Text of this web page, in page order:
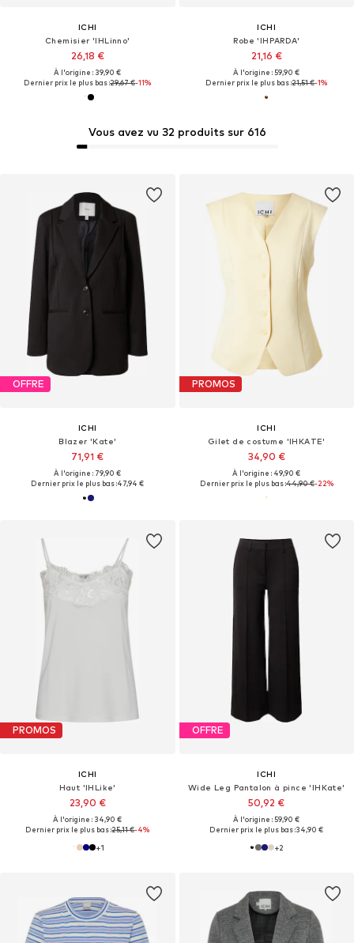
Vous avez vu 32 produits sur 616
ICHI
Chemisier 'IHLinno'
26,18 €
À l'origine : 39,90 €
Dernier prix le plus bas :29,67 €-11%
ICHI
Robe 'IHPARDA'
21,16 €
À l'origine : 59,90 €
Dernier prix le plus bas :21,51 €-1%
OFFRE
ICHI
Blazer 'Kate'
71,91 €
À l'origine : 79,90 €
Dernier prix le plus bas :47,94 €
PROMOS
ICHI
Gilet de costume 'IHKATE'
34,90 €
À l'origine : 49,90 €
Dernier prix le plus bas :44,90 €-22%
PROMOS
ICHI
Haut 'IHLike'
23,90 €
À l'origine : 34,90 €
Dernier prix le plus bas :25,11 €-4%
+1
OFFRE
ICHI
Wide Leg Pantalon à pince 'IHKate'
50,92 €
À l'origine : 59,90 €
Dernier prix le plus bas :34,90 €
+2